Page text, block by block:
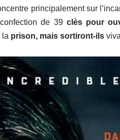
principalement sur
de 39 clès pour
la prison, mais sortiront-ils